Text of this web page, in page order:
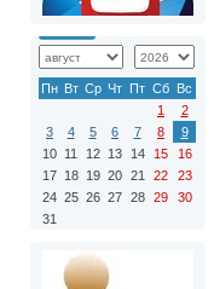
Пн Вт Ср Чт Пт Сб Вс
1
2
3
4 5 6 7 8
9
10 11 12 13 14 15
16
17 18 19 20 21 22
23
24 25 26 27 28 29
30
31